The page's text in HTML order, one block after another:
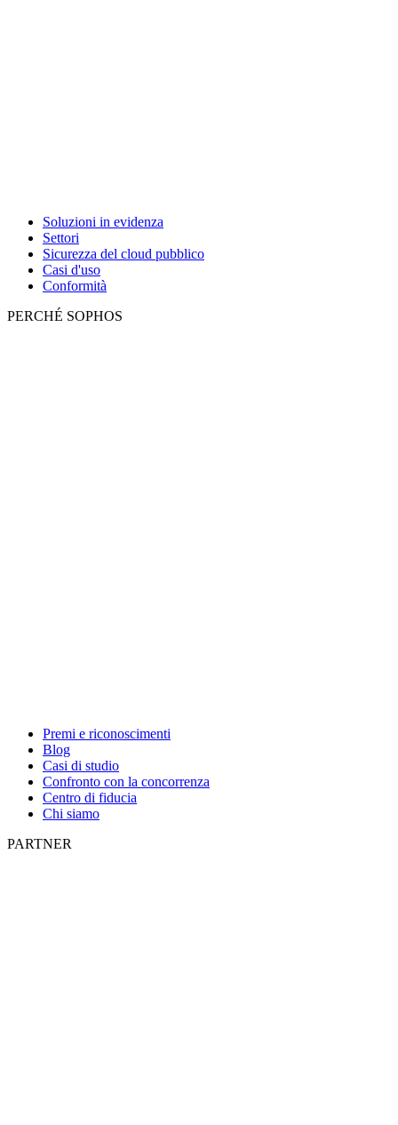
Soluzioni in evidenza
Settori
Sicurezza del cloud pubblico
Casi d'uso
Conformità
PERCHÉ SOPHOS
Premi e riconoscimenti
Blog
Casi di studio
Confronto con la concorrenza
Centro di fiducia
Chi siamo
PARTNER